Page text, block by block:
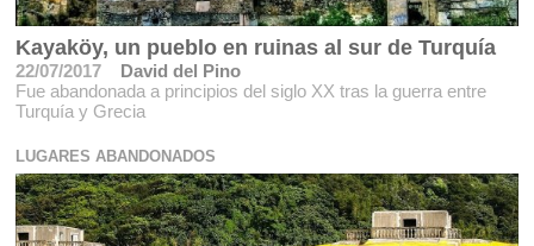
Kayaköy, un pueblo en ruinas al sur de Turquía
22/07/2017
David del Pino
Fue abandonada a principios del siglo XX tras la guerra entre
Turquía y Grecia
LUGARES ABANDONADOS